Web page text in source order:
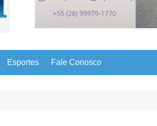
Esportes Fale Conosco